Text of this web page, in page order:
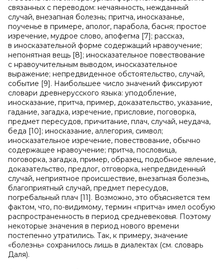
связанных с переводом: нечаянность, нежданный
случай, внезапная болезнь; притча, иносказанье,
поученье в примере, аполог, парабола, басня; простое
изречение, мудрое слово, апофегма [7]; рассказ,
в иносказательной форме содержащий нравоучение;
непонятная вещь [8]; иносказательное повествование
с нравоучительным выводом, иносказательное
выражение; непредвиденное обстоятельство, случай,
событие [9]. Наибольшее число значений фиксируют
словари древнерусского языка: уподобление,
иносказание, притча, пример, доказательство, указание,
гадание, загадка, изречение, присловие, поговорка,
предмет пересудов, причитание, плач, случай, неудача,
беда [10]; иносказание, аллегория, символ;
иносказательное изречение, повествование, обычно
содержащее нравоучение; притча, пословица,
поговорка, загадка, пример, образец, подобное явление,
доказательство, предлог, отговорка, непредвиденный
случай, неприятное происшествие, внезапная болезнь,
благоприятный случай, предмет пересудов,
погребальный плач [11]. Возможно, это объясняется тем
фактом, что, по-видимому, термин «притча» имел особую
распространенность в период средневековья. Поэтому
некоторые значения в период нового времени
постепенно утратились. Так, к примеру, значение
«болезнь» сохранилось лишь в диалектах (см. словарь
Даля).